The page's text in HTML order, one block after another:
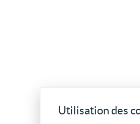
Utilisation des